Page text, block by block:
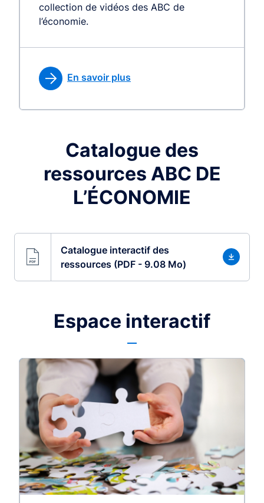
collection de vidéos des ABC de
l’économie.
En savoir plus
Catalogue des
ressources ABC DE
L’ÉCONOMIE
Catalogue interactif des
ressources (PDF - 9.08 Mo)
Espace interactif